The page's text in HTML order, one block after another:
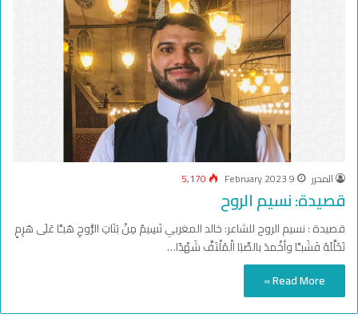
المحرر 9 February 2023
5,170
قصيدة: نسيم الروح
قصيدة : نسيم الروح للشاعر: خالد المغربي نَسِيمٌ مِنْ بَنَاتِ الرُّوحِ هَبـَّا عَلَى هَرِمٍ
تَخَلَّلَهُ فَشَبـَّا وأخْمدَ بالصَّبَا الْمُلْتَفِّ شَهْدًا…
Read More »